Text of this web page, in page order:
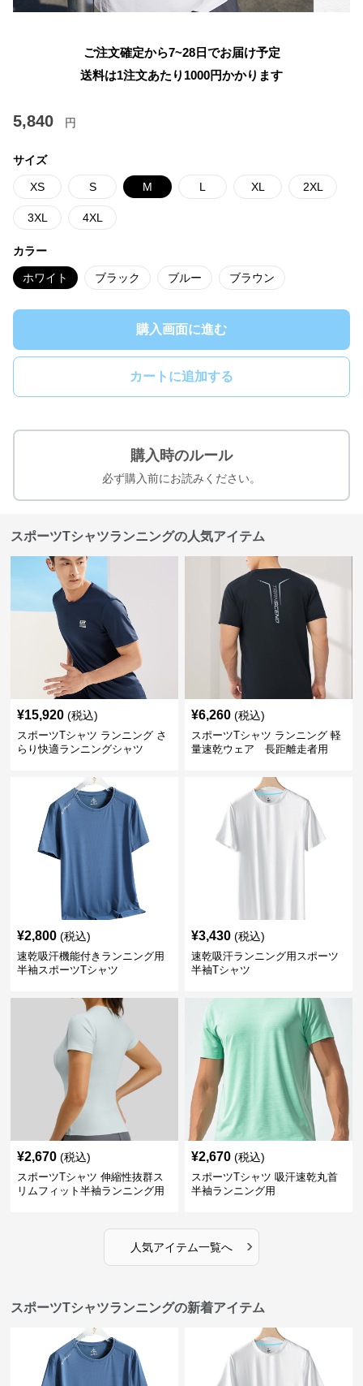
ご注文確定から7~28日でお届け予定
送料は1注文あたり 1000円かかります
5,840 円
サイズ
XS S M L XL 2XL
3XL 4XL
カラー
ホワイト ブラック ブルー ブラウン
購入画面に進む
カートに追加する
購入時のルール
必ず購入前にお読みください。
スポーツTシャツランニングの人気アイテム
¥15,920 (税込)
スポーツTシャツ ランニング さ
らり快適ランニングシャツ
¥6,260 (税込)
スポーツTシャツ ランニング 軽
量速乾ウェア 長距離走者用
¥2,800 (税込)
速乾吸汗機能付きランニング用
半袖スポーツTシャツ
¥3,430 (税込)
速乾吸汗ランニング用スポーツ
半袖Tシャツ
¥2,670 (税込)
スポーツTシャツ 伸縮性抜群ス
リムフィット半袖ランニング用
¥2,670 (税込)
スポーツTシャツ 吸汗速乾丸首
半袖ランニング用
人気アイテム一覧へ ›
スポーツTシャツランニングの新着アイテム